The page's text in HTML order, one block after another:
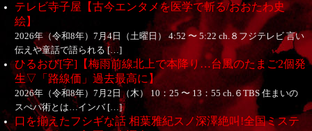
テレビ寺子屋【古今エンタメを医学で斬る/おおたわ史
絵】
2026年（令和8年）7月4日（土曜日） 4:52 〜 5:22 ch.８フジテレビ 言い
伝えや童話で語られる […]
ひるおび[字]【梅雨前線北上で本降り…台風のたまご2個発
生▽「路線価」過去最高に】
2026年（令和8年）7月2日（木） 10：25 〜 13：55 ch.６TBS 住まいの
スぺパ術とは…インバ […]
口を揃えたフシギな話 相葉雅紀スノ深澤絶叫!全国ミステ